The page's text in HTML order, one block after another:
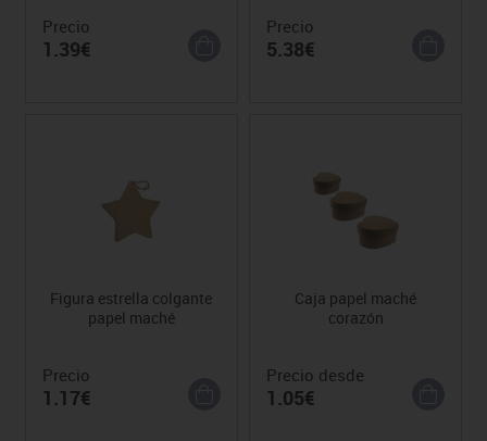
Precio
1.39€
Precio
5.38€
Figura estrella colgante
papel maché
Precio
1.17€
Caja papel maché
corazón
Precio desde
1.05€